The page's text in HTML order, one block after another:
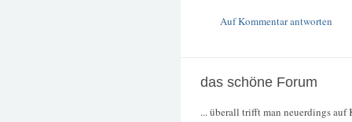
Auf Kommentar antworten
das schöne Forum
... überall trifft man neuerdings auf